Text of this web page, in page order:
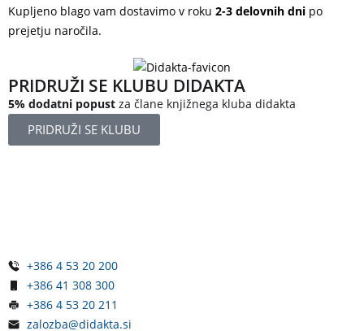
Kupljeno blago vam dostavimo v roku 2-3 delovnih dni po
prejetju naročila.
PRIDRUŽI SE KLUBU DIDAKTA
5% dodatni popust za člane knjižnega kluba didakta
PRIDRUŽI SE KLUBU
+386 4 53 20 200
+386 41 308 300
+386 4 53 20 211
zalozba@didakta.si